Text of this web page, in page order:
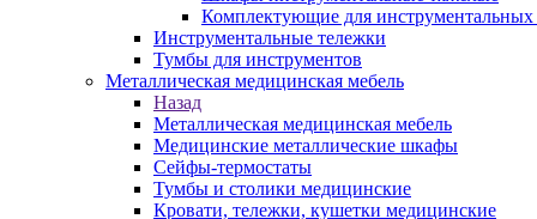
Комплектующие для
Инструментальные тележки
Тумбы для инструментов
Металлическая медицинская мебель
Назад
Металлическая медицинская мебель
Медицинские металлические шкафы
Сейфы-термостаты
Тумбы и столики медицинские
Кровати, тележки, кушетки медицинские